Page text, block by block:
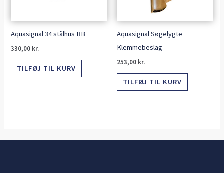
Aquasignal 34 stålhus BB
330,00 kr.
TILFØJ TIL KURV
Aquasignal Søgelygte
Klemmebeslag
253,00 kr.
TILFØJ TIL KURV